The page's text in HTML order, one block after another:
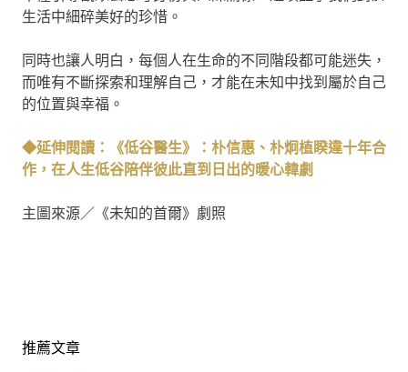
生活中細碎美好的珍惜。
同時也讓人明白，每個人在生命的不同階段都可能迷失，
而唯有不斷探索和理解自己，才能在未知中找到屬於自己
的位置與幸福。
◆延伸閱讀：《低谷醫生》：朴信惠、朴炯植睽違十年合
作，在人生低谷陪伴彼此直到日出的暖心韓劇
主圖來源／《未知的首爾》劇照
推薦文章